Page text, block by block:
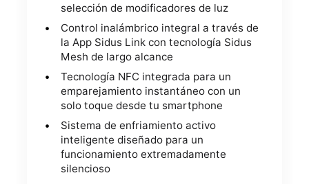
selección de modificadores de luz
Control inalámbrico integral a través de
la App Sidus Link con tecnología Sidus
Mesh de largo alcance
Tecnología NFC integrada para un
emparejamiento instantáneo con un
solo toque desde tu smartphone
Sistema de enfriamiento activo
inteligente diseñado para un
funcionamiento extremadamente
silencioso